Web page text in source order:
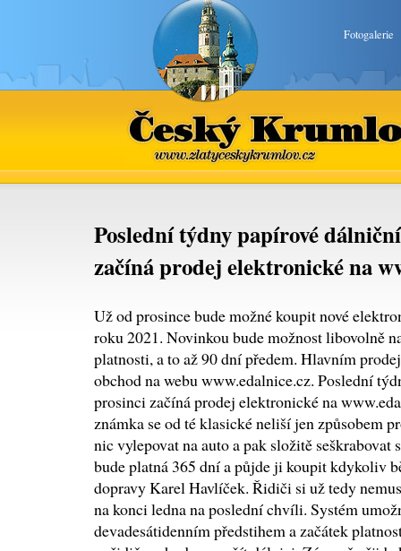
Fotogalerie
Český Krumlov
www.zlatyceskykrumlov.cz
Poslední týdny papírové
začíná prodej elektronické na
Už od prosince bude možné koupit nové
roku 2021. Novinkou bude možnost libovolně
platnosti, a to až 90 dní předem. Hlavním
obchod na webu www.edalnice.cz. Poslední
prosinci začíná prodej elektronické na
známka se od té klasické neliší jen způsobem
nic vylepovat na auto a pak složitě seškrabovat
bude platná 365 dní a půjde ji koupit kdykoliv
dopravy Karel Havlíček. Řidiči si už tedy
na konci ledna na poslední chvíli. Systém
devadesátidenním předstihem a začátek